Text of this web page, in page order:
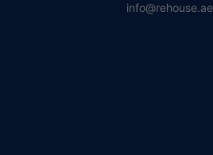
info@rehouse.ae